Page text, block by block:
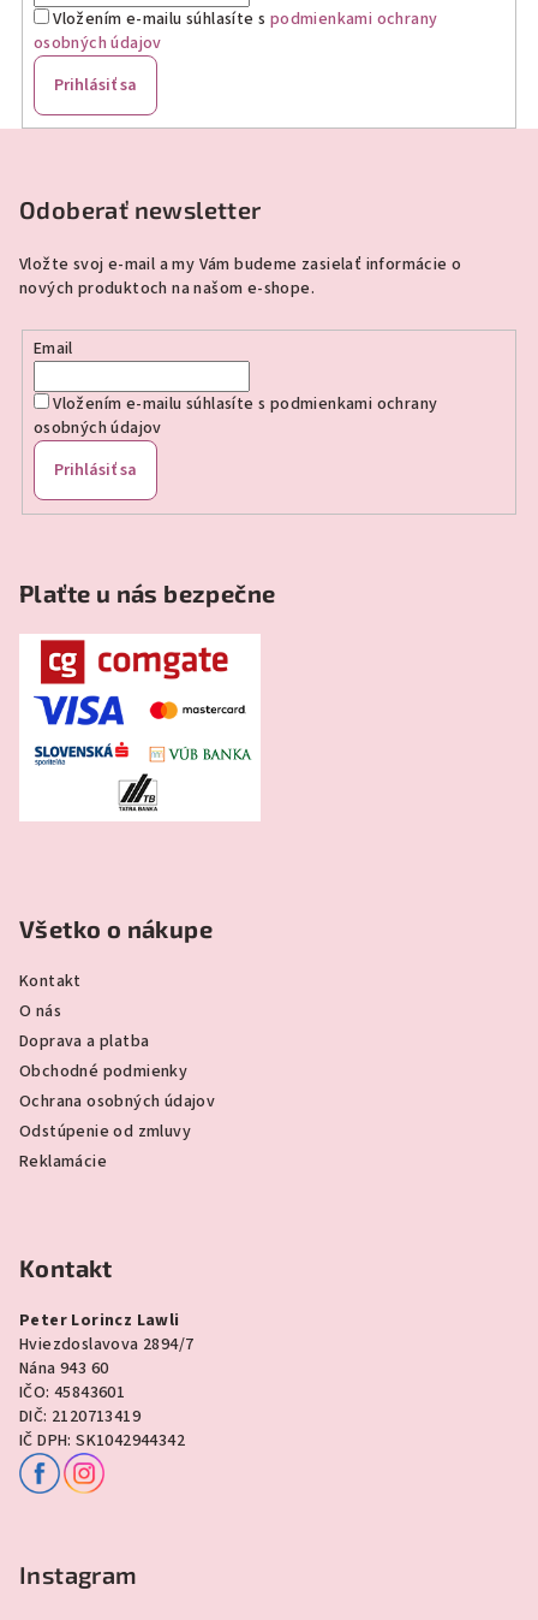
Vložením e-mailu súhlasíte s podmienkami ochrany
osobných údajov
Prihlásiť sa
Odoberať newsletter
Vložte svoj e-mail a my Vám budeme zasielať informácie o
nových produktoch na našom e-shope.
Email
Vložením e-mailu súhlasíte s podmienkami ochrany
osobných údajov
Prihlásiť sa
Plaťte u nás bezpečne
Všetko o nákupe
Kontakt
O nás
Doprava a platba
Obchodné podmienky
Ochrana osobných údajov
Odstúpenie od zmluvy
Reklamácie
Kontakt
Peter Lorincz Lawli
Hviezdoslavova 2894/7
Nána 943 60
IČO: 45843601
DIČ: 2120713419
IČ DPH: SK1042944342
Instagram